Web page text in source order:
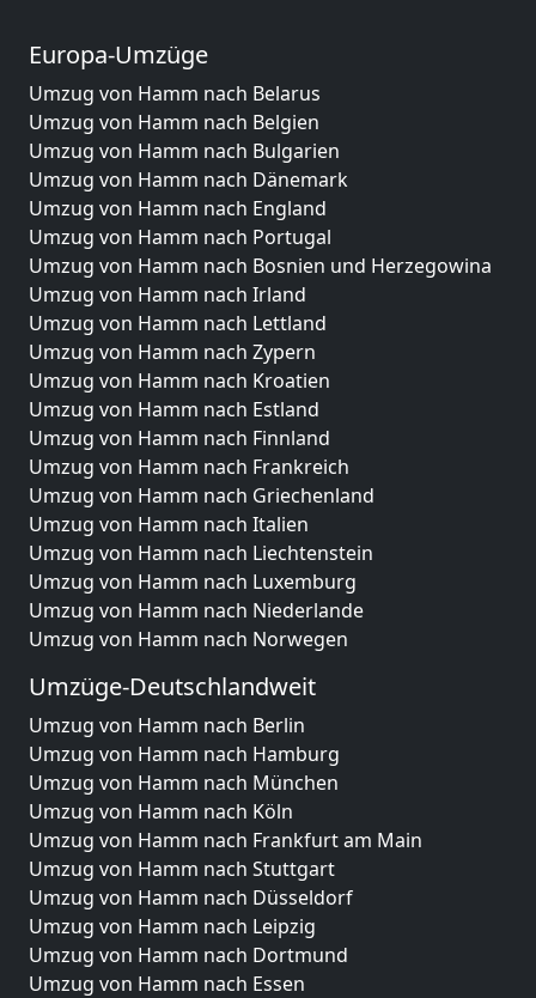
Europa-Umzüge
Umzug von Hamm nach Belarus
Umzug von Hamm nach Belgien
Umzug von Hamm nach Bulgarien
Umzug von Hamm nach Dänemark
Umzug von Hamm nach England
Umzug von Hamm nach Portugal
Umzug von Hamm nach Bosnien und Herzegowina
Umzug von Hamm nach Irland
Umzug von Hamm nach Lettland
Umzug von Hamm nach Zypern
Umzug von Hamm nach Kroatien
Umzug von Hamm nach Estland
Umzug von Hamm nach Finnland
Umzug von Hamm nach Frankreich
Umzug von Hamm nach Griechenland
Umzug von Hamm nach Italien
Umzug von Hamm nach Liechtenstein
Umzug von Hamm nach Luxemburg
Umzug von Hamm nach Niederlande
Umzug von Hamm nach Norwegen
Umzüge-Deutschlandweit
Umzug von Hamm nach Berlin
Umzug von Hamm nach Hamburg
Umzug von Hamm nach München
Umzug von Hamm nach Köln
Umzug von Hamm nach Frankfurt am Main
Umzug von Hamm nach Stuttgart
Umzug von Hamm nach Düsseldorf
Umzug von Hamm nach Leipzig
Umzug von Hamm nach Dortmund
Umzug von Hamm nach Essen